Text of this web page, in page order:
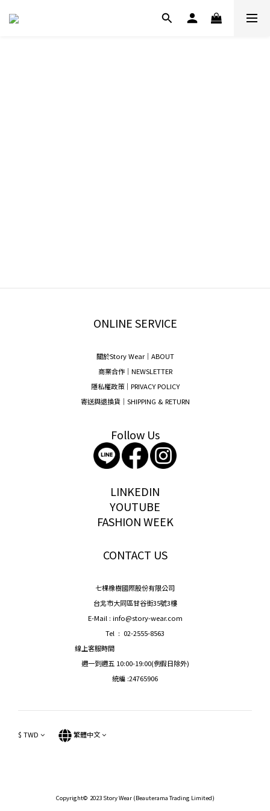
ONLINE SERVICE
關於Story Wear｜ABOUT
商業合作｜NEWSLETTER
隱私權政策｜PRIVACY POLICY
寄送與退換貨｜SHIPPING & RETURN
Follow Us
LINKEDIN
YOUTUBE
FASHION WEEK
CONTACT US
七棵橡樹國際股份有限公司
台北市大同區甘谷街35號3樓
E-Mail : info@story-wear.com
Tel : 02-2555-8563
線上客服時間
週一到週五 10:00-19:00(例假日除外)
統編 :24765906
$ TWD 繁體中文
Copyright© 2023 Story Wear (Beauterama Trading Limited)